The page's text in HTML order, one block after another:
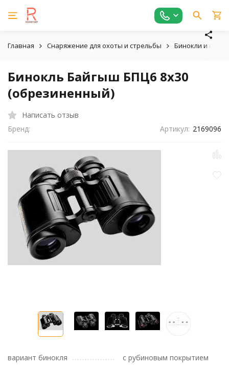
Главная Снаряжение для охоты и стрельбы Бинокли и
Бинокль Байгыш БПЦ6 8х30
(обрезиненный)
Написать отзыв
Бренд:
Артикул: 2169096
вариант бинокля
с рубиновым покрытием